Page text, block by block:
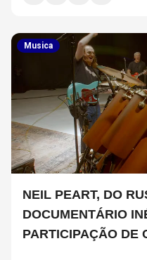
Musica
NEIL PEART, DO
DOCUMENTÁRIO
PARTICIPAÇÃO DE